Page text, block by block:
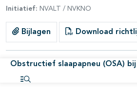
Initiatief: NVALT / NVKNO
Bijlagen Download
Obstructief slaapapneu (OSA) bij
open- en dichtklappen